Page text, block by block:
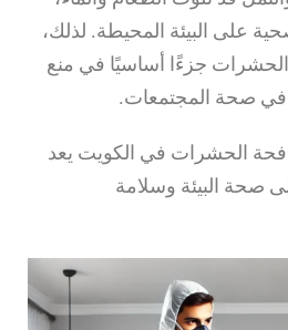
على البيئة المحيطة. لذلك،
جزءًا أساسيًا في منع
في صحة المجتمعات.
الحشرات في الكويت يعد
صحة البيئة وسلامة